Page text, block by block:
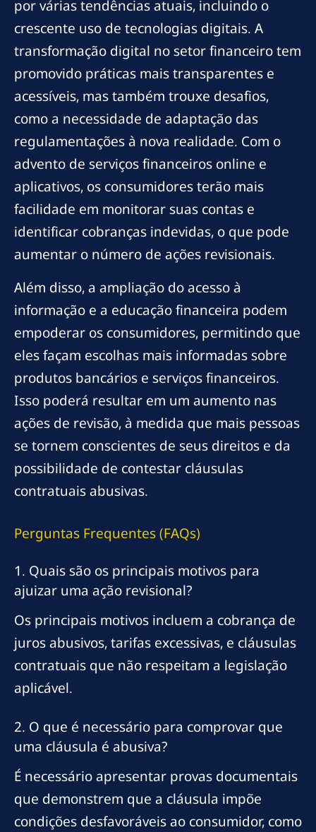
por várias tendências atuais, incluindo o
crescente uso de tecnologias digitais. A
transformação digital no setor financeiro tem
promovido práticas mais transparentes e
acessíveis, mas também trouxe desafios,
como a necessidade de adaptação das
regulamentações à nova realidade. Com o
advento de serviços financeiros online e
aplicativos, os consumidores terão mais
facilidade em monitorar suas contas e
identificar cobranças indevidas, o que pode
aumentar o número de ações revisionais.
Além disso, a ampliação do acesso à
informação e a educação financeira podem
empoderar os consumidores, permitindo que
eles façam escolhas mais informadas sobre
produtos bancários e serviços financeiros.
Isso poderá resultar em um aumento nas
ações de revisão, à medida que mais pessoas
se tornem conscientes de seus direitos e da
possibilidade de contestar cláusulas
contratuais abusivas.
Perguntas Frequentes (FAQs)
1. Quais são os principais motivos para
ajuizar uma ação revisional?
Os principais motivos incluem a cobrança de
juros abusivos, tarifas excessivas, e cláusulas
contratuais que não respeitam a legislação
aplicável.
2. O que é necessário para comprovar que
uma cláusula é abusiva?
É necessário apresentar provas documentais
que demonstrem que a cláusula impõe
condições desfavoráveis ao consumidor, como